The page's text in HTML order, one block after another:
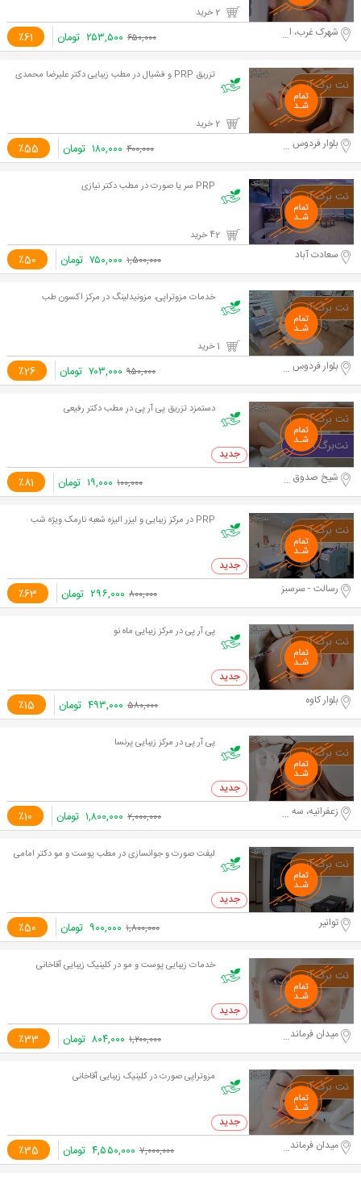
٪61 شهرک غرب، ابتدای بلوار فرحزادی ۶۵۰,۰۰۰ ۲۵۳,۵۰۰ تومان
تزریق PRP و فشیال در مطب زیبایی دکتر علیرضا محمدی
٪55 بلوار فردوس شرق، خیابان رامین ۴۰۰,۰۰۰ ۱۸۰,۰۰۰ تومان
PRP سر یا صورت در مطب دکتر نیازی
٪50 سعادت آباد ۱,۵۰۰,۰۰۰ ۷۵۰,۰۰۰ تومان
خدمات مزوتراپی، مزونیدلینگ در مرکز اکسون طب
٪26 بلوار فردوس شرق. نبش رامین جنوبی ۹۵۰,۰۰۰ ۷۰۳,۰۰۰ تومان
دستمزد تزریق پی آر پی در مطب دکتر رفیعی
0 خرید
٪81 شیخ صدوق شمالی ۱۰۰,۰۰۰ ۱۹,۰۰۰ تومان
PRP در مرکز زیبایی و لیزر الیزه شعبه نارمک ویژه شب
0 خرید
٪63 رسالت - سرسبز ۸۰۰,۰۰۰ ۲۹۶,۰۰۰ تومان
پی آر پی در مرکز زیبایی ماه نو
0 خرید
٪15 بلوار کاوه ۵۸۰,۰۰۰ ۴۹۳,۰۰۰ تومان
پی آر پی در مرکز زیبایی پرنسا
0 خرید
٪10 زعفرانیه، سه راه آصف، اول ۲,۰۰۰,۰۰۰ ۱,۸۰۰,۰۰۰ تومان
لیفت صورت و جوانسازی در مطب پوست و مو دکتر امامی
0 خرید
٪50 توانیر ۱,۸۰۰,۰۰۰ ۹۰۰,۰۰۰ تومان
خدمات زیبایی پوست و مو در کلینیک زیبایی آقاخانی
0 خرید
٪33 میدان فرمانداری ۱,۲۰۰,۰۰۰ ۸۰۴,۰۰۰ تومان
مزوتراپی صورت در کلینیک زیبایی آقاخانی
0 خرید
٪35 میدان فرمانداری ۷,۰۰۰,۰۰۰ ۴,۵۵۰,۰۰۰ تومان